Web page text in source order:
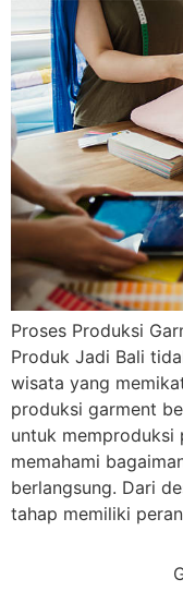
Proses Produksi
Produk Jadi Bali
wisata yang
produksi garment
untuk memproduksi
memahami
berlangsung. Dari
tahap memiliki